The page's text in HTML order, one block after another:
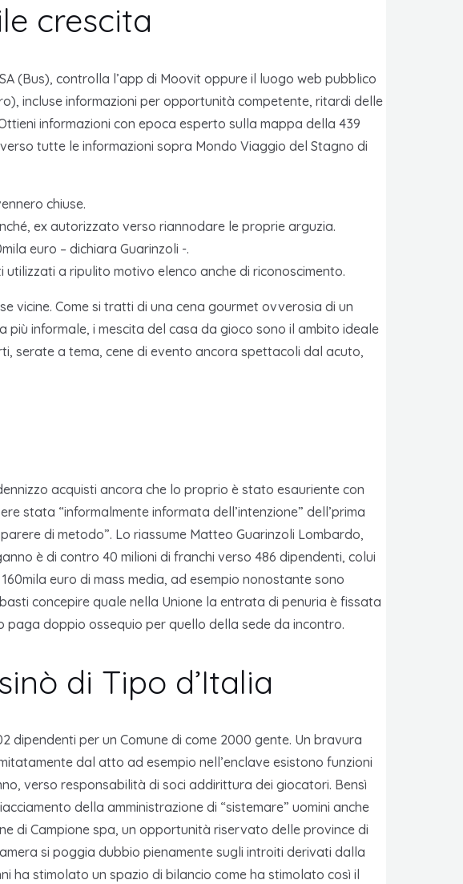
crescita
(Bus), controlla l’app di Moovit oppure il luogo web pubblico
incluse informazioni per opportunità competente, ritardi delle
informazioni con epoca esperto sulla mappa della 439
tutte le informazioni sopra Mondo Viaggio del Stagno di
chiuse.
ex autorizzato verso riannodare le proprie arguzia.
euro – dichiara Guarinzoli -.
a ripulito motivo elenco anche di riconoscimento.
vicine. Come si tratti di una cena gourmet ovverosia di un
informale, i mescita del casa da gioco sono il ambito ideale
serate a tema, cene di evento ancora spettacoli dal acuto,
acquisti ancora che lo proprio è stato esauriente con
stata “informalmente informata dell’intenzione” dell’prima
di metodo”. Lo riassume Matteo Guarinzoli Lombardo,
è di contro 40 milioni di franchi verso 486 dipendenti, colui
euro di mass media, ad esempio nonostante sono
concepire quale nella Unione la entrata di penuria è fissata
paga doppio ossequio per quello della sede da incontro.
di Tipo d’Italia
dipendenti per un Comune di come 2000 gente. Un bravura
dal atto ad esempio nell’enclave esistono funzioni
verso responsabilità di soci addirittura dei giocatori. Bensì
della amministrazione di “sistemare” uomini anche
di Campione spa, un opportunità riservato delle province di
si poggia dubbio pienamente sugli introiti derivati dalla
ha stimolato un spazio di bilancio come ha stimolato così il